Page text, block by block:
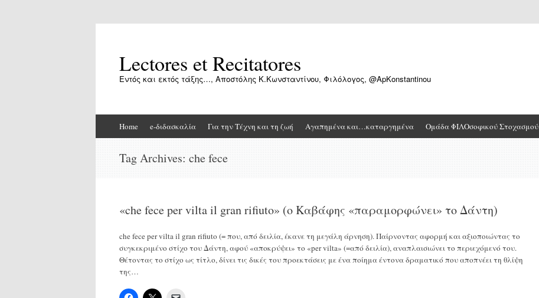
Lectores et Recitatores
Εντός και εκτός τάξης…, Αποστόλης Κ.Κωνσταντίνου, Φιλόλογος, @ApKonstantinou
to
Home e-διδασκαλία Για την Τέχνη και τη ζωή Αγαπημένα και…καταργημένα Ομάδα ΦΙΛΟσοφικού Στοχασμού
Tag Archives: che fece
«che fece per vilta il gran rifiuto» (ο Καβάφης «παραμορφώνει» το Δάντη)
che fece per vilta il gran rifiuto (= που, από δειλία, έκανε τη μεγάλη άρνηση). Παίρνοντας αφορμή και αξιοποιώντας το
συγκεκριμένο στίχο του Δάντη, αφού «αποκρύψει» το «per vilta» (=από δειλία), αναπλαισιώνει το περιεχόμενό του.
Θέτοντας το στίχο ως τίτλο, δίνει τις δικές του προεκτάσεις με ένα ποίημα έντονα δραματικό που αποπνέει τη θλίψη
της…